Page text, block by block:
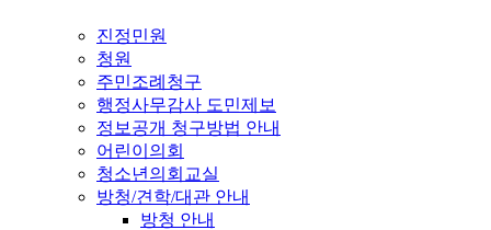
진정민원
청원
주민조례청구
행정사무감사 도민제보
정보공개 청구방법 안내
어린이의회
청소년의회교실
방청/견학/대관 안내
방청 안내